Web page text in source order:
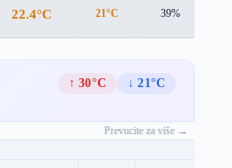
22.4°C 21°C 39%
↑ 30°C
↓ 21°C
Prevucite za više →